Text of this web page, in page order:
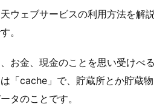
ウェブサービスの利用方法を解
。
お金、現金のことを思い受けべ
「cache」で、貯蔵所とか貯蔵
タのことです。